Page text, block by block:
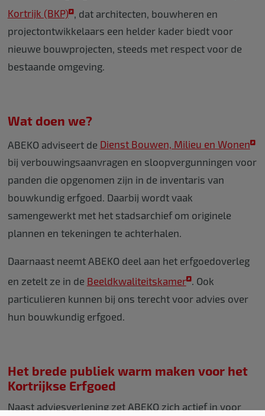
Kortrijk (BKP) , dat architecten, bouwheren en
projectontwikkelaars een helder kader biedt voor
nieuwe bouwprojecten, steeds met respect voor de
bestaande omgeving.
Wat doen we?
ABEKO adviseert de Dienst Bouwen, Milieu en Wonen
bij verbouwingsaanvragen en sloopvergunningen voor
panden die opgenomen zijn in de inventaris van
bouwkundig erfgoed. Daarbij wordt vaak
samengewerkt met het stadsarchief om originele
plannen en tekeningen te achterhalen.
Daarnaast neemt ABEKO deel aan het erfgoedoverleg
en zetelt ze in de Beeldkwaliteitskamer . Ook
particulieren kunnen bij ons terecht voor advies over
hun bouwkundig erfgoed.
Het brede publiek warm maken voor het
Kortrijkse Erfgoed
Naast adviesverlening zet ABEKO zich actief in voor